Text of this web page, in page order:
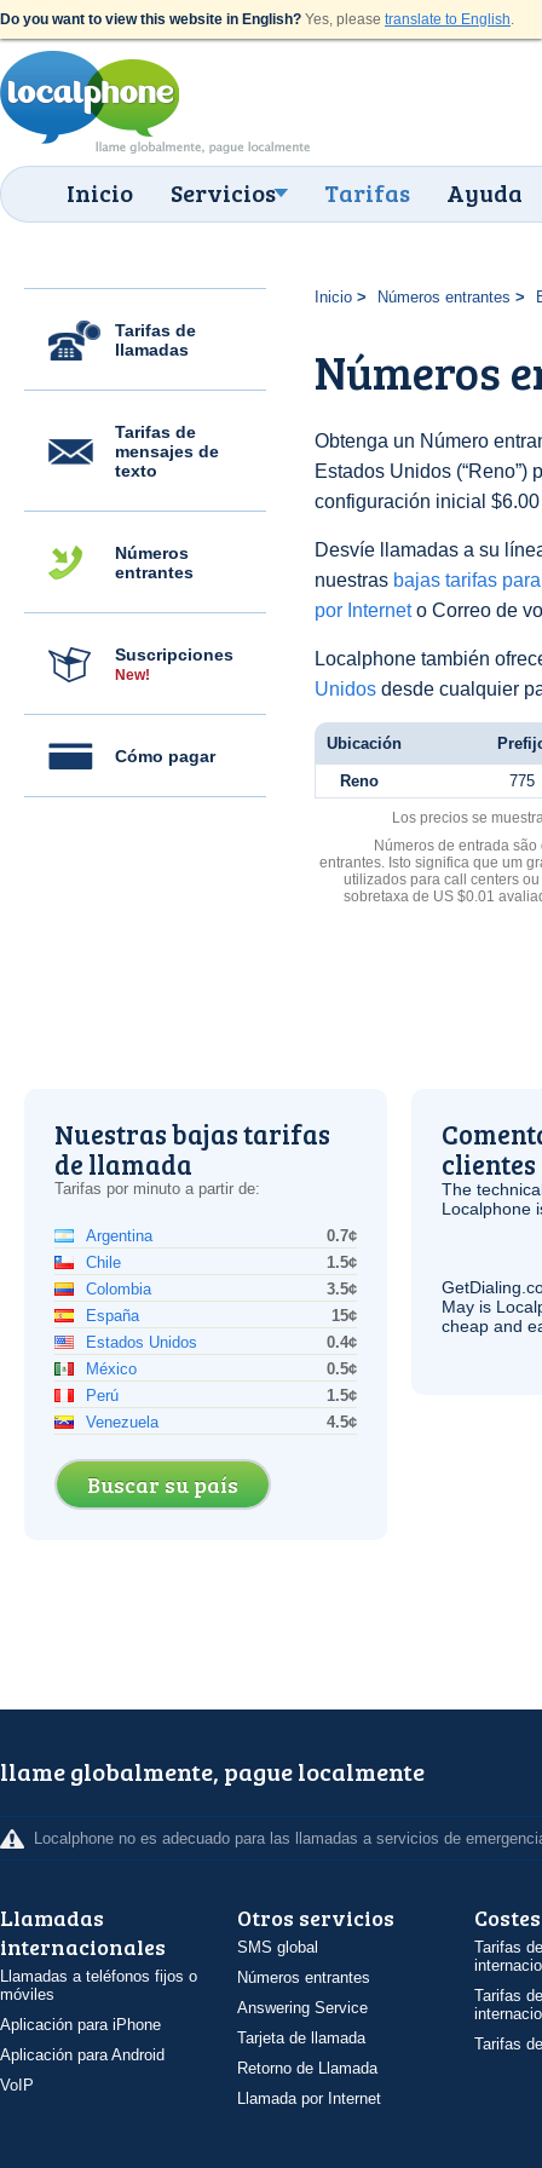
Do you want to view this website in English? Yes, please translate to English.
Inicio Servicios Tarifas Ayuda
Tarifas de
llamadas
Tarifas de
mensajes de
texto
Números
entrantes
Suscripciones
New!
Cómo pagar
Inicio Números entrantes
Números
Obtenga un Número
Estados Unidos (“Reno”)
configuración inicial
Desvíe llamadas a su
nuestras bajas tarifas
por Interneto Correo de
Localphone también
Unidos desde cualquier
Ubicación
Reno 775
Los precios se
Números de entrada
entrantes. Isto significa que um
utilizados para call centers
sobretaxa de US $0.01
Nuestras bajas tarifas
de llamada
Tarifas por minuto a partir de:
Argentina
0.7¢
Chile
1.5¢
Colombia
3.5¢
España
15¢
Estados Unidos
0.4¢
México
0.5¢
Perú
1.5¢
Venezuela
4.5¢
Buscar su país
clientes
The
Localphone
May is
cheap and
llame globalmente, pague localmente
Localphone no es adecuado para las llamadas a servicios de
Llamadas
internacionales
Llamadas a teléfonos fijos o
móviles
Aplicación para iPhone
Aplicación para Android
VoIP
Otros servicios
SMS global
Números entrantes
Answering Service
Tarjeta de llamada
Retorno de Llamada
Llamada por Internet
Costes
Tarifas
Tarifas
Tarifas